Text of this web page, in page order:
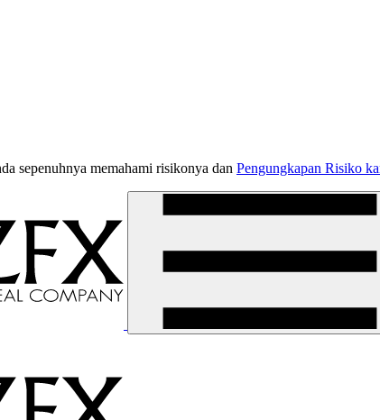
sepenuhnya memahami risikonya dan Pengungkapan Risiko